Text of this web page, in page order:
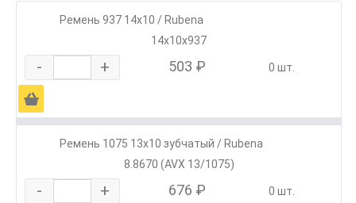
Ремень 937 14х10 / Rubena
14х10х937
- + 503 ₽ 0 шт.
Ä
Ремень 1075 13х10 зубчатый / Rubena
8.8670 (AVX 13/1075)
- + 676 ₽ 0 шт.